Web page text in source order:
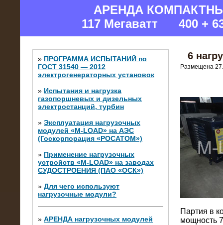
АРЕНДА
117 Мегаватт 400 +
» ПРОГРАММА ИСПЫТАНИЙ по
ГОСТ 31540 — 2012
электрогенераторных установок
» Испытания и нагрузка
газопоршневых и дизельных
электростанций, турбин
» Эксплуатация нагрузочных
модулей «M-LOAD» на АЭС
(Госкорпорация «РОСАТОМ»)
» Применение нагрузочных
устройств «M-LOAD» на заводах
СУДОСТРОЕНИЯ (ПАО «ОСК»)
» Для чего используют
нагрузочные модули?
» АРЕНДА нагрузочных модулей
6
Размещена
Партия в
мощность